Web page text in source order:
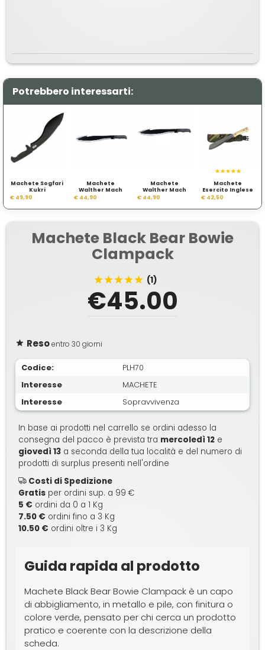
Potrebbero interessarti:
Machete Sogfari
Kukri
€ 49,90
Machete
Walther Mach
Tac 1
€ 44,90
Machete
Walther Mach
Tac i
€ 44,90
Machete
Esercito Inglese
DPM
€ 42,50
Machete Black Bear Bowie
Clampack
(1)
€45.00
Resoentro 30 giorni
Codice:
PLH70
Interesse
MACHETE
Interesse
Sopravvivenza
In base ai prodotti nel carrello se ordini adesso la
consegna del pacco è prevista tra mercoledì 12 e
giovedì 13 a seconda della tua località e del numero di
prodotti di surplus presenti nell'ordine
Costi di Spedizione
Gratis per ordini sup. a 99 €
5 € ordini da 0 a 1 Kg
7.50 € ordini fino a 3 Kg
10.50 € ordini oltre i 3 Kg
Guida rapida al prodotto
Machete Black Bear Bowie Clampack è un capo
di abbigliamento, in metallo e pile, con finitura o
colore verde, pensato per chi cerca un prodotto
pratico e coerente con la descrizione della
scheda.